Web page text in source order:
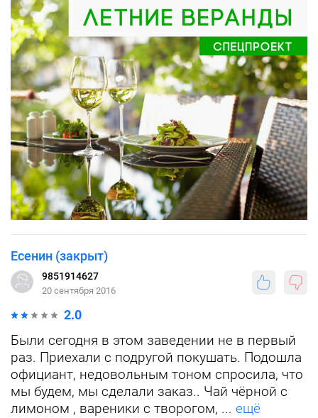
Есенин (закрыт)
9851914627
20 сентября 2016
2.0
Были сегодня в этом заведении не в первый
раз. Приехали с подругой покушать. Подошла
официант, недовольным тоном спросила, что
мы будем, мы сделали заказ.. Чай чёрной с
лимоном , вареники с творогом, ... ещё